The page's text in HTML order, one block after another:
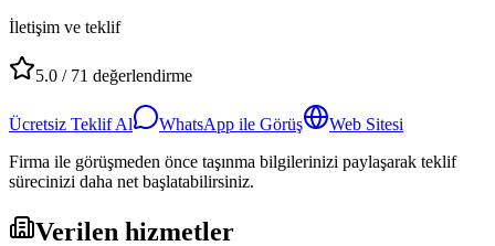
İletişim ve teklif
5.0 / 71 değerlendirme
Ücretsiz Teklif Al WhatsApp ile Görüş
Web Sitesi
Firma ile görüşmeden önce taşınma bilgilerinizi paylaşarak teklif
sürecinizi daha net başlatabilirsiniz.
Verilen hizmetler